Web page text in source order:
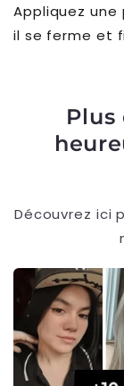
Appliquez une
il se ferme et
Plus
Découvrez ici